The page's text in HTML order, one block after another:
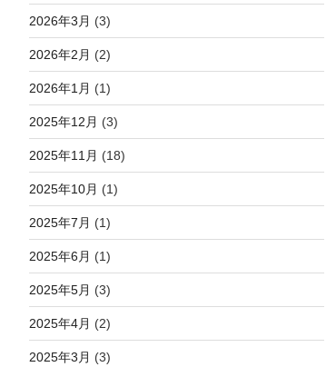
PORTMUX_LUT4_bm ),
PORTMUX_LUT5_ bm
PORTMUX_USART0_gm ),
PORTMUX_USART1 _gm ),
PORTMUX_USART2_gm ),
PORTMUX_USART2 _ gm
PORTMUX_USART3_ gm )
gm
PORTMUX_USART4_gm ),
2026年3月 (3)
2026年2月 (2)
2026年1月 (1)
2025年12月 (3)
2025年11月 (18)
2025年10月 (1)
2025年7月 (1)
2025年6月 (1)
2025年5月 (3)
2025年4月 (2)
2025年3月 (3)